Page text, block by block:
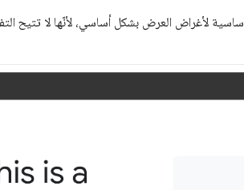
لأغراض العرض بشكل أساسي، لأنّها لا تتيح